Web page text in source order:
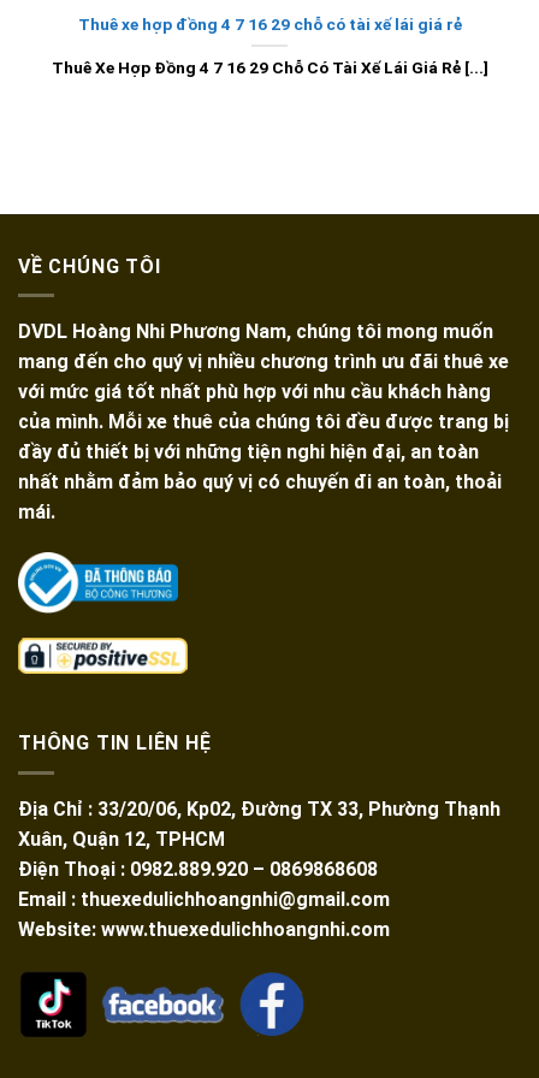
Thuê xe hợp đồng 4 7 16 29 chỗ có tài xế lái giá rẻ
Thuê Xe Hợp Đồng 4 7 16 29 Chỗ Có Tài Xế Lái Giá Rẻ [...]
VỀ CHÚNG TÔI
DVDL Hoàng Nhi Phương Nam, chúng tôi mong muốn
mang đến cho quý vị nhiều chương trình ưu đãi thuê xe
với mức giá tốt nhất phù hợp với nhu cầu khách hàng
của mình. Mỗi xe thuê của chúng tôi đều được trang bị
đầy đủ thiết bị với những tiện nghi hiện đại, an toàn
nhất nhằm đảm bảo quý vị có chuyến đi an toàn, thoải
mái.
THÔNG TIN LIÊN HỆ
Địa Chỉ : 33/20/06, Kp02, Đường TX 33, Phường Thạnh
Xuân, Quận 12, TPHCM
Điện Thoại : 0982.889.920 – 0869868608
Email : thuexedulichhoangnhi@gmail.com
Website: www.thuexedulichhoangnhi.com